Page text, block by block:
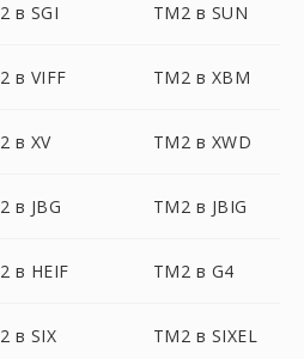
в SGI TM2 в SUN
в VIFF TM2 в XBM
в XV TM2 в XWD
в JBG TM2 в JBIG
в HEIF TM2 в G4
в SIX TM2 в SIXEL